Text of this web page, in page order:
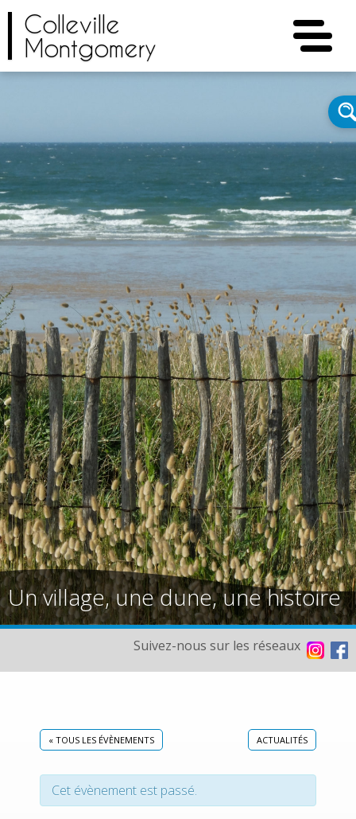
Colleville
Montgomery
Un village, une dune, une histoire
Suivez-nous sur les réseaux
« TOUS LES ÉVÈNEMENTS ACTUALITÉS
Cet évènement est passé.